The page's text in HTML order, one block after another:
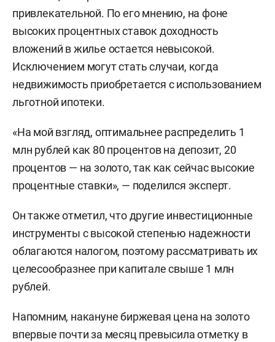
привлекательной. По его мнению, на фоне
высоких процентных ставок доходность
вложений в жилье остается невысокой.
Исключением могут стать случаи, когда
недвижимость приобретается с использованием
льготной ипотеки.
«На мой взгляд, оптимальнее распределить 1
млн рублей как 80 процентов на депозит, 20
процентов — на золото, так как сейчас высокие
процентные ставки», — поделился эксперт.
Он также отметил, что другие инвестиционные
инструменты с высокой степенью надежности
облагаются налогом, поэтому рассматривать их
целесообразнее при капитале свыше 1 млн
рублей.
Напомним, накануне биржевая цена на золото
впервые почти за месяцпревысилаотметку в